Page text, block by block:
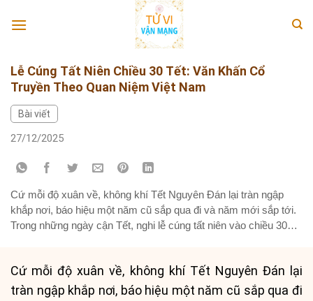
Lễ Cúng Tất Niên Chiều 30 Tết: Văn Khấn Cổ
Truyền Theo Quan Niệm Việt Nam
Bài viết
27/12/2025
Cứ mỗi độ xuân về, không khí Tết Nguyên Đán lại tràn ngập
khắp nơi, báo hiệu một năm cũ sắp qua đi và năm mới sắp tới.
Trong những ngày cận Tết, nghi lễ cúng tất niên vào chiều 30
Cứ mỗi độ xuân về, không khí Tết Nguyên Đán lại
tràn ngập khắp nơi, báo hiệu một năm cũ sắp qua đi